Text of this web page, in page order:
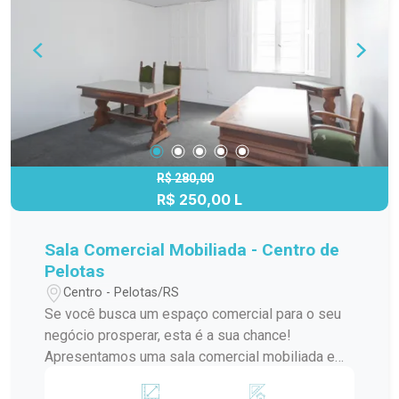
a encontrar o espaço ideal para o seu negócio.
R$ 280,00
R$ 250,00 L
Sala Comercial Mobiliada - Centro de
Pelotas
Centro - Pelotas/RS
Se você busca um espaço comercial para o seu
negócio prosperar, esta é a sua chance!
Apresentamos uma sala comercial mobiliada e